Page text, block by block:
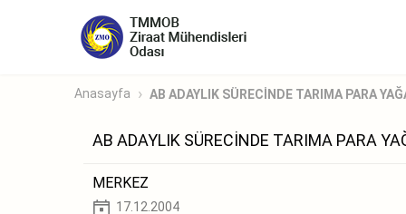
Anasayfa AB ADAYLIK SÜRECİNDE TARIMA PARA
AB ADAYLIK SÜRECİNDE TARIMA PARA
MERKEZ
17.12.2004